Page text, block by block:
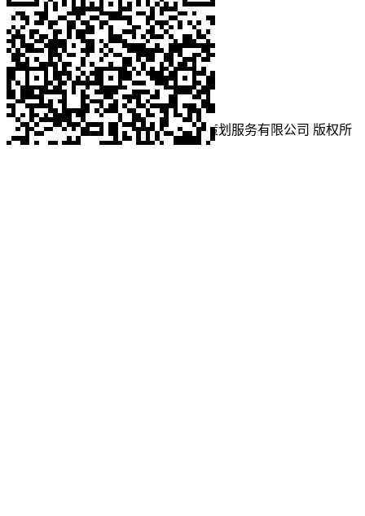
Copyright © 珠海左养右学颂强咨询策划服务有限公司 版权所
有. 粤ICP备14013907号